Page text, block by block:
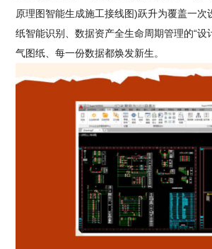
原理图智能生成施工接线图)跃升为覆盖一次
纸智能识别、数据资产全生命周期管理的“设
气图纸、每一份数据都焕发新生。